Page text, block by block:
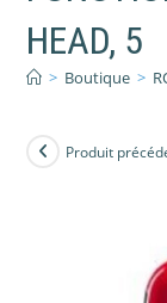
HEAD, 5
> Boutique >
Produit